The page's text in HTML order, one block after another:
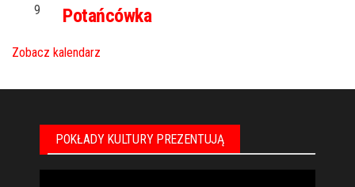
9
Potańcówka
Zobacz kalendarz
POKŁADY KULTURY PREZENTUJĄ